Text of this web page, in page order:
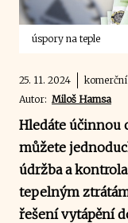
úspory na teple
25. 11. 2024
Autor: Miloš Hamsa
Hledáte účinnou
můžete
údržba a
tepelným
řešení vytápění